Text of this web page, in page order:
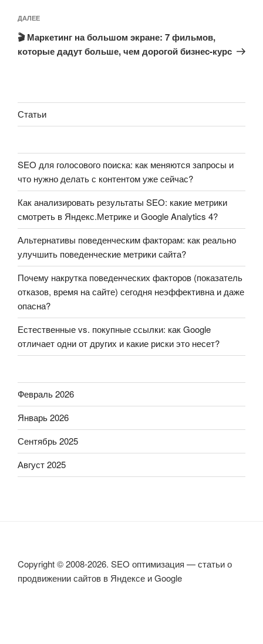
Следующая
запись
ДАЛЕЕ
🎬 Маркетинг на большом экране: 7 фильмов,
которые дадут больше, чем дорогой бизнес-курс
Статьи
SEO для голосового поиска: как меняются запросы и
что нужно делать с контентом уже сейчас?
Как анализировать результаты SEO: какие метрики
смотреть в Яндекс.Метрике и Google Analytics 4?
Альтернативы поведенческим факторам: как реально
улучшить поведенческие метрики сайта?
Почему накрутка поведенческих факторов (показатель
отказов, время на сайте) сегодня неэффективна и даже
опасна?
Естественные vs. покупные ссылки: как Google
отличает одни от других и какие риски это несет?
Февраль 2026
Январь 2026
Сентябрь 2025
Август 2025
Copyright © 2008-2026. SEO оптимизация — статьи о
продвижении сайтов в Яндексе и Google